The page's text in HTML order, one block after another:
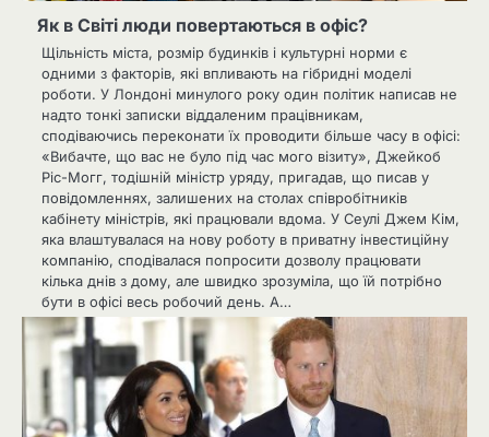
Як в Світі люди повертаються в офіс?
Щільність міста, розмір будинків і культурні норми є
одними з факторів, які впливають на гібридні моделі
роботи. У Лондоні минулого року один політик написав не
надто тонкі записки віддаленим працівникам,
сподіваючись переконати їх проводити більше часу в офісі:
«Вибачте, що вас не було під час мого візиту», Джейкоб
Ріс-Могг, тодішній міністр уряду, пригадав, що писав у
повідомленнях, залишених на столах співробітників
кабінету міністрів, які працювали вдома. У Сеулі Джем Кім,
яка влаштувалася на нову роботу в приватну інвестиційну
компанію, сподівалася попросити дозволу працювати
кілька днів з дому, але швидко зрозуміла, що їй потрібно
бути в офісі весь робочий день. А…